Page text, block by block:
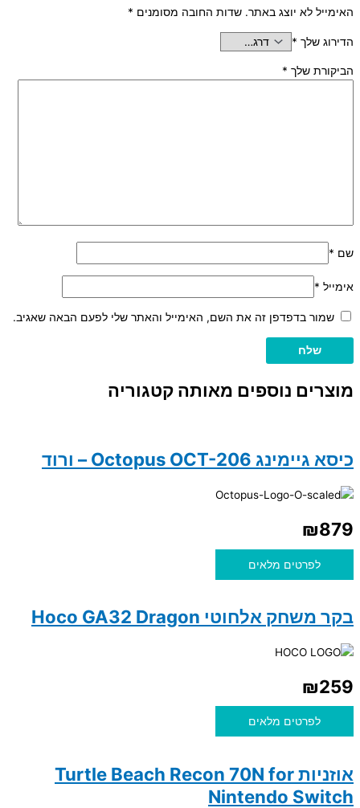
האימייל לא יוצג באתר. שדות החובה מסומנים *
הדירוג שלך *
הביקורת שלך *
שם *
אימייל *
שמור בדפדפן זה את השם, האימייל והאתר שלי לפעם הבאה שאגיב.
מוצרים נוספים מאותה קטגוריה
כיסא גיימינג Octopus OCT-206 – ורוד
₪879
לפרטים מלאים
בקר משחק אלחוטי Hoco GA32 Dragon
₪259
לפרטים מלאים
אוזניות Turtle Beach Recon 70N for
Nintendo Switch